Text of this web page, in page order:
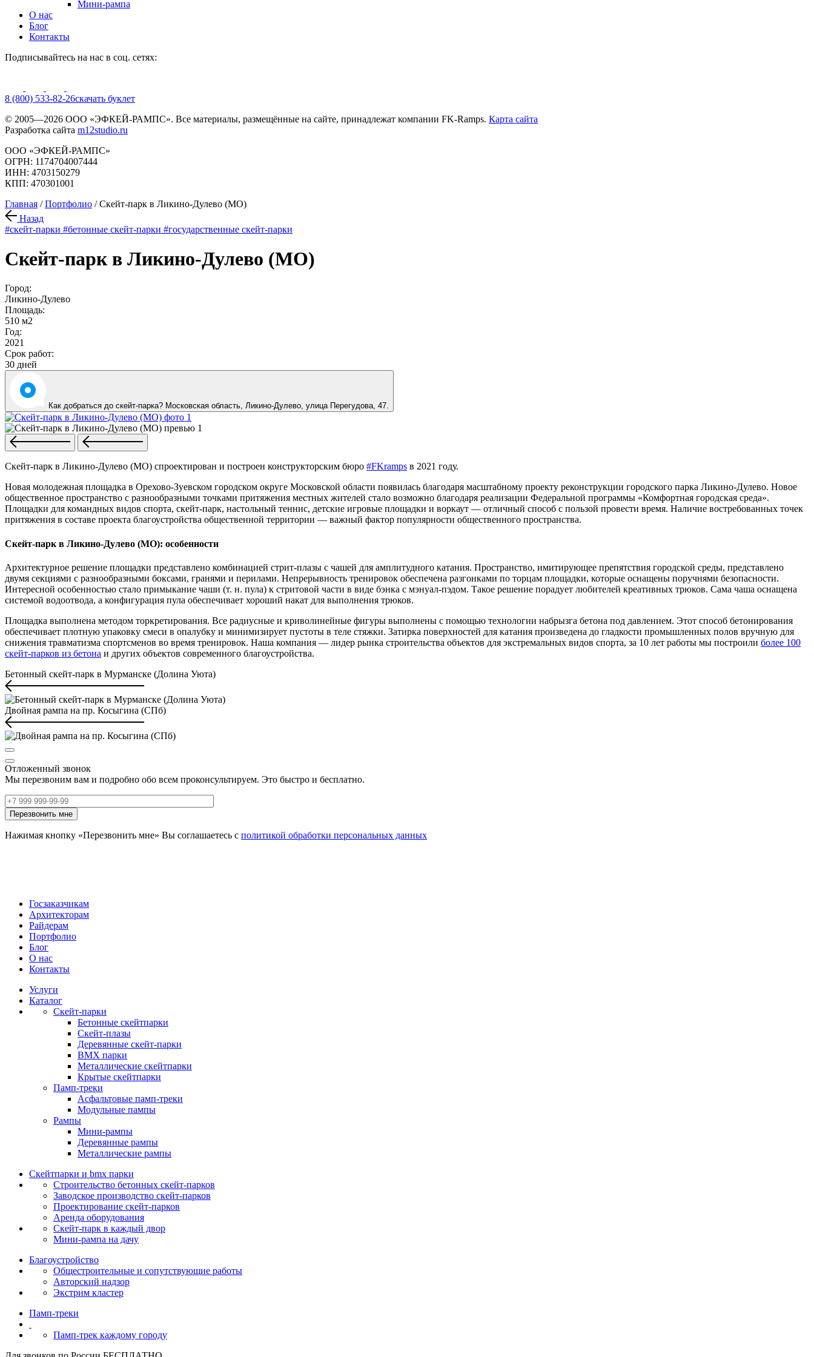
Мини-рампа
О нас
Блог
Контакты
Подписывайтесь на нас в соц. сетях:
8 (800) 533-82-26cкачать буклет
© 2005—2026 ООО «ЭФКЕЙ-РАМПС». Все материалы, размещённые на сайте, принадлежат компании FK-Ramps. Карта сайта
Разработка сайта m12studio.ru
ООО «ЭФКЕЙ-РАМПС»
ОГРН: 1174704007444
ИНН: 4703150279
КПП: 470301001
Главная /Портфолио /Скейт-парк в Ликино-Дулево (МО)
Назад
#скейт-парки #бетонные скейт-парки #государственные скейт-парки
Скейт-парк в Ликино-Дулево (МО)
Город:
Ликино-Дулево
Площадь:
510 м2
Год:
2021
Срок работ:
30 дней
Как добраться до скейт-парка? Московская область, Ликино-Дулево, улица Перегудова, 47.
Скейт-парк в Ликино-Дулево (МО) спроектирован и построен конструкторским бюро #FKramps в 2021 году.
Новая молодежная площадка в Орехово-Зуевском городском округе Московской области появилась благодаря масштабному проекту реконструкции городского парка Ликино-Дулево. Новое
общественное пространство с разнообразными точками притяжения местных жителей стало возможно благодаря реализации Федеральной программы «Комфортная городская среда».
Площадки для командных видов спорта, скейт-парк, настольный теннис, детские игровые площадки и воркаут — отличный способ с пользой провести время. Наличие востребованных точек
притяжения в составе проекта благоустройства общественной территории — важный фактор популярности общественного пространства.
Скейт-парк в Ликино-Дулево (МО): особенности
Архитектурное решение площадки представлено комбинацией стрит-плазы с чашей для амплитудного катания. Пространство, имитирующее препятствия городской среды, представлено
двумя секциями с разнообразными боксами, гранями и перилами. Непрерывность тренировок обеспечена разгонками по торцам площадки, которые оснащены поручнями безопасности.
Интересной особенностью стало примыкание чаши (т. н. пула) к стритовой части в виде бэнка с мэнуал-пэдом. Такое решение порадует любителей креативных трюков. Сама чаша оснащена
системой водоотвода, а конфигурация пула обеспечивает хороший накат для выполнения трюков.
Площадка выполнена методом торкретирования. Все радиусные и криволинейные фигуры выполнены с помощью технологии набрызга бетона под давлением. Этот способ бетонирования
обеспечивает плотную упаковку смеси в опалубку и минимизирует пустоты в теле стяжки. Затирка поверхностей для катания произведена до гладкости промышленных полов вручную для
снижения травматизма спортсменов во время тренировок. Наша компания — лидер рынка строительства объектов для экстремальных видов спорта, за 10 лет работы мы построили более 100
скейт-парков из бетона и других объектов современного благоустройства.
Бетонный скейт-парк в Мурманске (Долина Уюта)
Двойная рампа на пр. Косыгина (СПб)
Отложенный звонок
Мы перезвоним вам и подробно обо всем проконсультируем. Это быстро и бесплатно.
Нажимая кнопку «Перезвонить мне» Вы соглашаетесь с политикой обработки персональных данных
Госзаказчикам
Архитекторам
Райдерам
Портфолио
Блог
О нас
Контакты
Услуги
Каталог
Скейт‑парки
Бетонные скейтпарки
Скейт‑плазы
Деревянные скейт‑парки
BMX парки
Металлические скейтпарки
Крытые скейтпарки
Памп‑треки
Асфальтовые памп‑треки
Модульные пампы
Рампы
Мини-рампы
Деревянные рампы
Металлические рампы
Скейтпарки и bmx парки
Строительство бетонных скейт‑парков
Заводское производство скейт-парков
Проектирование скейт-парков
Аренда оборудования
Скейт-парк в каждый двор
Мини-рампа на дачу
Благоустройство
Общестроительные и сопутствующие работы
Авторский надзор
Экстрим кластер
Памп‑треки
Памп-трек каждому городу